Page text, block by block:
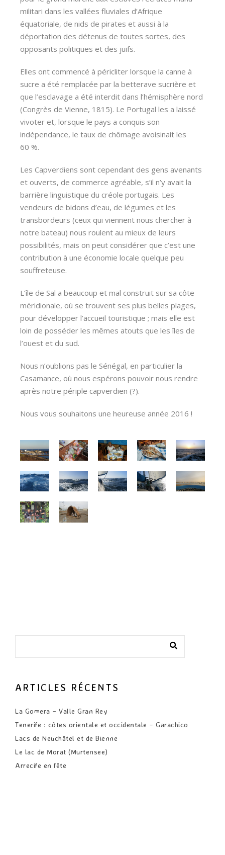
militari dans les vallées fluviales d’Afrique
équatoriale, de nids de pirates et aussi à la
déportation des détenus de toutes sortes, des
opposants politiques et des juifs.
Elles ont commencé à péricliter lorsque la canne à
sucre a été remplacée par la betterave sucrière et
que l’esclavage a été interdit dans l’hémisphère nord
(Congrès de Vienne, 1815). Le Portugal les a laissé
vivoter et, lorsque le pays a conquis son
indépendance, le taux de chômage avoisinait les
60 %.
Les Capverdiens sont cependant des gens avenants
et ouverts, de commerce agréable, s’il n’y avait la
barrière linguistique du créole portugais. Les
vendeurs de bidons d’eau, de légumes et les
transbordeurs (ceux qui viennent nous chercher à
notre bateau) nous roulent au mieux de leurs
possibilités, mais on peut considérer que c’est une
contribution à une économie locale quelque peu
souffreteuse.
L’île de Sal a beaucoup et mal construit sur sa côte
méridionale, où se trouvent ses plus belles plages,
pour développer l’accueil touristique ; mais elle est
loin de posséder les mêmes atouts que les îles de
l’ouest et du sud.
Nous n’oublions pas le Sénégal, en particulier la
Casamance, où nous espérons pouvoir nous rendre
après notre périple capverdien (?).
Nous vous souhaitons une heureuse année 2016 !
ARTICLES RÉCENTS
La Gomera – Valle Gran Rey
Tenerife : côtes orientale et occidentale – Garachico
Lacs de Neuchâtel et de Bienne
Le lac de Morat (Murtensee)
Arrecife en fête